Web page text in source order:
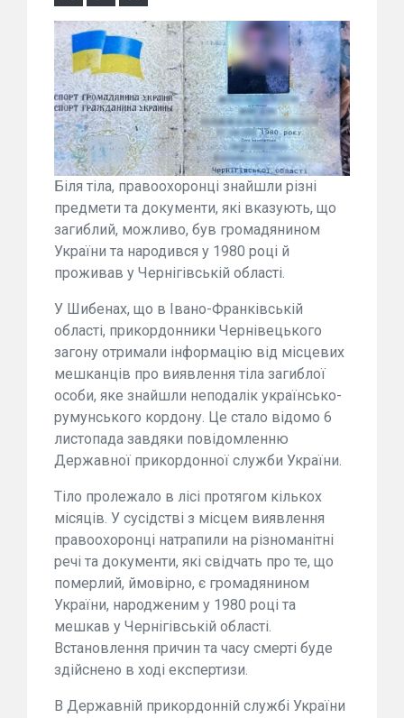
Біля тіла, правоохоронці знайшли різні
предмети та документи, які вказують, що
загиблий, можливо, був громадянином
України та народився у 1980 році й
проживав у Чернігівській області.
У Шибенах, що в Івано-Франківській
області, прикордонники Чернівецького
загону отримали інформацію від місцевих
мешканців про виявлення тіла загиблої
особи, яке знайшли неподалік українсько-
румунського кордону. Це стало відомо 6
листопада завдяки повідомленню
Державної прикордонної служби України.
Тіло пролежало в лісі протягом кількох
місяців. У сусідстві з місцем виявлення
правоохоронці натрапили на різноманітні
речі та документи, які свідчать про те, що
померлий, ймовірно, є громадянином
України, народженим у 1980 році та
мешкав у Чернігівській області.
Встановлення причин та часу смерті буде
здійснено в ході експертизи.
В Державній прикордонній службі України